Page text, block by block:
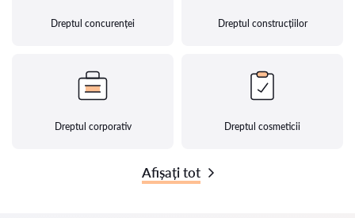
Dreptul concurenței Dreptul construcțiilor
Dreptul corporativ Dreptul cosmeticii
Afișați tot